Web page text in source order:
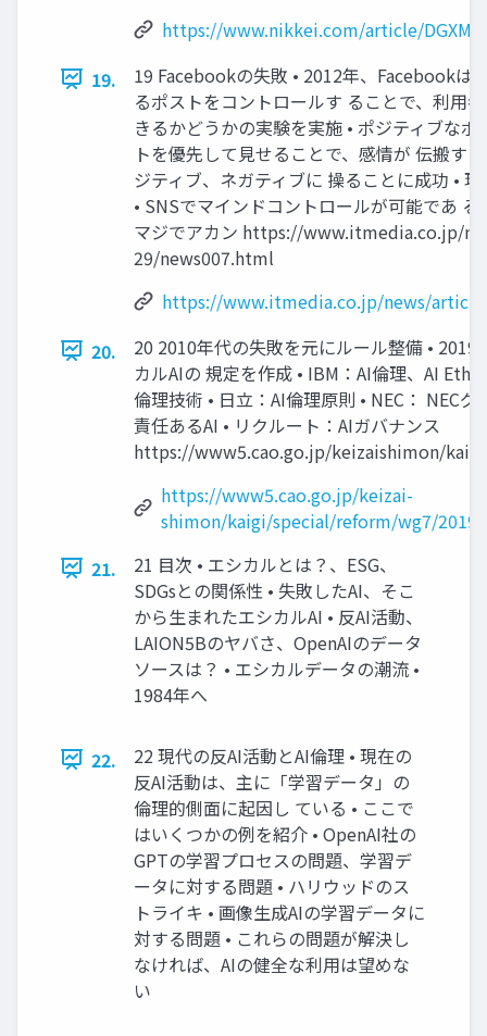
https://www.nikkei.com/article/
19.
19 Facebookの失敗 • 2012年、Facebookは
るポストをコントロールす ることで、利用
きるかどうかの実験を実施 • ポジティブな
トを優先して見せることで、感情が 伝搬す
ジティブ、ネガティブに 操ることに成功 •
• SNSでマインドコントロールが可能であ
マジでアカン https://www.itmedia.co.jp/
29/news007.html
https://www.itmedia.co.jp/news/
20.
20 2010年代の失敗を元にルール整備 •
カルAIの 規定を作成 • IBM：AI倫理、AI
倫理技術 • 日立：AI倫理原則 • NEC： NEC
責任あるAI • リクルート：AIガバナンス
https://www5.cao.go.jp/keizaishimon/
https://www5.cao.go.jp/keizai-
shimon/kaigi/special/reform/wg7/
21.
21 目次 • エシカルとは？、ESG、
SDGsとの関係性 • 失敗したAI、そこ
から生まれたエシカルAI • 反AI活動、
LAION5Bのヤバさ、OpenAIのデータ
ソースは？ • エシカルデータの潮流 •
1984年へ
22.
22 現代の反AI活動とAI倫理 • 現在の
反AI活動は、主に「学習データ」の
倫理的側面に起因し ている • ここで
はいくつかの例を紹介 • OpenAI社の
GPTの学習プロセスの問題、学習デ
ータに対する問題 • ハリウッドのス
トライキ • 画像生成AIの学習データに
対する問題 • これらの問題が解決し
なければ、AIの健全な利用は望めな
い